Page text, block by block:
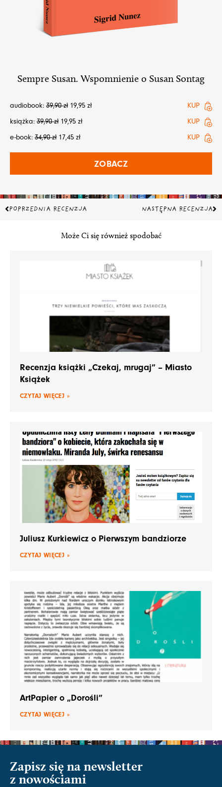
Sempre Susan. Wspomnienie o Susan Sontag
audiobook: 39,90zł 19,95 zł
KUP
książka: 39,90zł 19,95 zł
KUP
e-book: 34,90zł 17,45 zł KUP
ZOBACZ
Prev
POPRZEDNIA RECENZJA NASTĘPNA RECENZJA
Może Ci się również spodobać
Recenzja książki „Czekaj, mrugaj” – Miasto
Książek
CZYTAJ WIĘCEJ »
Juliusz Kurkiewicz o Pierwszym bandziorze
CZYTAJ WIĘCEJ »
ArtPapier o „Dorośli”
CZYTAJ WIĘCEJ »
Zapisz się na newsletter
z nowościami